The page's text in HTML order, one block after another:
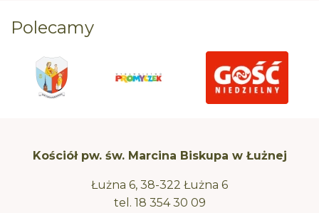
Polecamy
Kościół pw. św. Marcina Biskupa w Łużnej
Łużna 6, 38-322 Łużna 6
tel. 18 354 30 09